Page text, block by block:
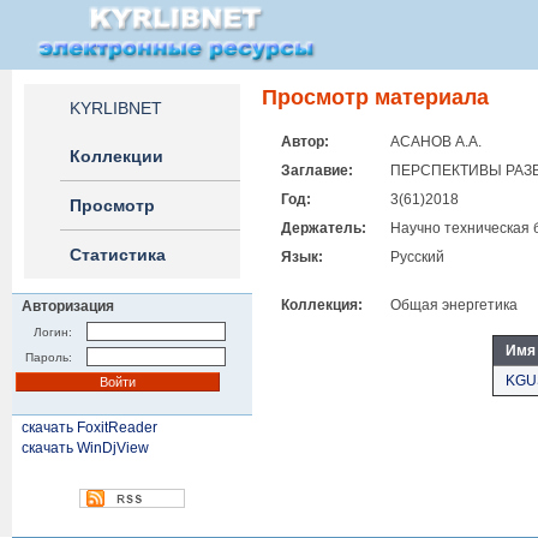
KYRLIBNET
Коллекции
Просмотр
Статистика
Авторизация
Логин:
Пароль:
скачать FoxitReader
скачать WinDjView
Просмотр материала
Автор:
АСАНОВ А.А.
Заглавие:
ПЕРСПЕКТИВЫ
Год:
3(61)2018
Держатель:
Научно техническая
Язык:
Русский
Коллекция: Общая энергетика